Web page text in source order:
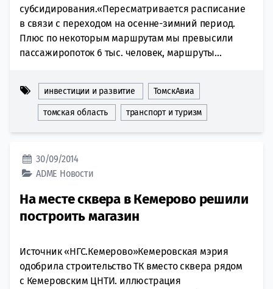
субсидирования.«Пересматривается расписание
в связи с переходом на осенне-зимний период.
Плюс по некоторым маршрутам мы превысили
пассажиропоток 6 тыс. человек, маршруты...
инвестиции и развитие ТомскАвиа
томская область транспорт и туризм
30/09/2014
ADME Новости
На месте сквера в Кемерово решили
построить магазин
Источник «НГС.Кемерово»Кемеровская мэрия
одобрила строительство ТК вместо сквера рядом
с Кемеровским ЦНТИ. иллюстрация